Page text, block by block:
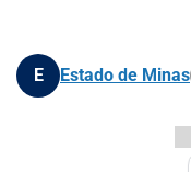
E Estado de Minas